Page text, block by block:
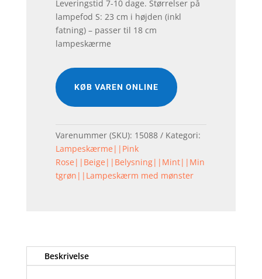
Leveringstid 7-10 dage. Størrelser på
lampefod S: 23 cm i højden (inkl
fatning) – passer til 18 cm
lampeskærme
KØB VAREN ONLINE
Varenummer (SKU): 15088
Kategori:
Lampeskærme||Pink
Rose||Beige||Belysning||Mint||Min
tgrøn||Lampeskærm med mønster
Beskrivelse